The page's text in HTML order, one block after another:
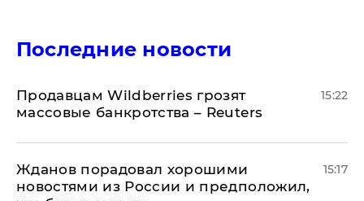
Последние новости
Продавцам Wildberries грозят
массовые банкротства – Reuters
15:22
Жданов порадовал хорошими
новостями из России и предположил,
15:17